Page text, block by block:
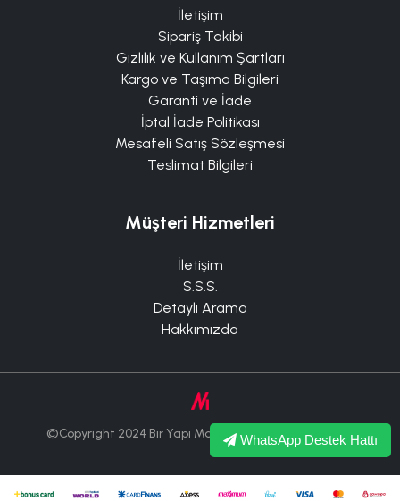
İletişim
Sipariş Takibi
Gizlilik ve Kullanım Şartları
Kargo ve Taşıma Bilgileri
Garanti ve İade
İptal İade Politikası
Mesafeli Satış Sözleşmesi
Teslimat Bilgileri
Müşteri Hizmetleri
İletişim
S.S.S.
Detaylı Arama
Hakkımızda
©Copyright 2024 Bir Yapı Market Tüm Hakları Saklıdır.
WhatsApp Destek Hattı